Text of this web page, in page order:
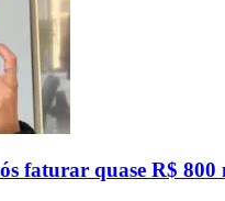
faturar quase R$